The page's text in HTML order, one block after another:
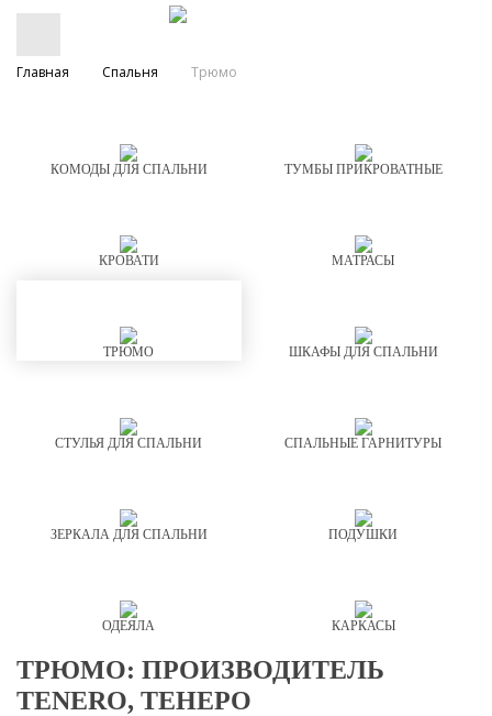
Главная Спальня Трюмо
КОМОДЫ ДЛЯ СПАЛЬНИ ТУМБЫ ПРИКРОВАТНЫЕ
КРОВАТИ МАТРАСЫ
ТРЮМО ШКАФЫ ДЛЯ СПАЛЬНИ
СТУЛЬЯ ДЛЯ СПАЛЬНИ СПАЛЬНЫЕ ГАРНИТУРЫ
ЗЕРКАЛА ДЛЯ СПАЛЬНИ ПОДУШКИ
ОДЕЯЛА КАРКАСЫ
ТРЮМО: ПРОИЗВОДИТЕЛЬ
TENERO, ТЕНЕРО